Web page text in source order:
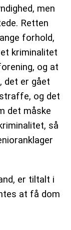
men
Retten
forhold,
kriminalitet
og at
er gået
og det
det måske
så
er tiltalt i
at få dom